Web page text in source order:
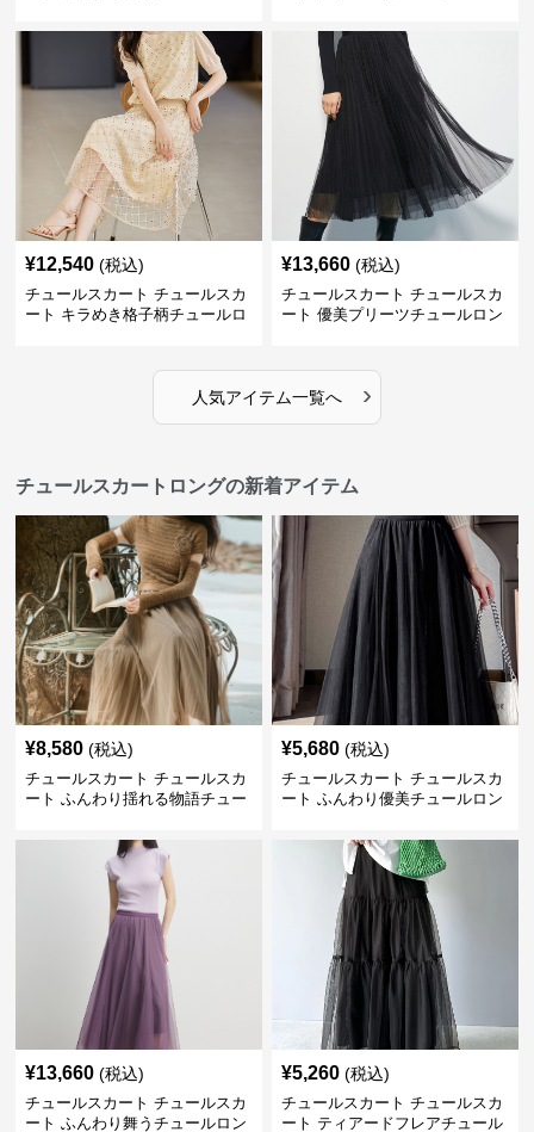
¥12,540 (税込)
チュールスカート チュールスカ
ート キラめき格子柄チュールロ
¥13,660 (税込)
チュールスカート チュールスカ
ート 優美プリーツチュールロン
人気アイテム一覧へ ›
チュールスカートロングの新着アイテム
¥8,580 (税込)
チュールスカート チュールスカ
ート ふんわり揺れる物語チュー
¥5,680 (税込)
チュールスカート チュールスカ
ート ふんわり優美チュールロン
¥13,660 (税込)
チュールスカート チュールスカ
ート ふんわり舞うチュールロン
¥5,260 (税込)
チュールスカート チュールスカ
ート ティアードフレアチュール